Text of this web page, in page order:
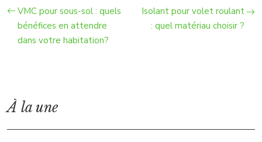
VMC pour sous-sol : quels
bénéfices en attendre
dans votre habitation?
Isolant pour volet roulant
: quel matériau choisir ?
À la une